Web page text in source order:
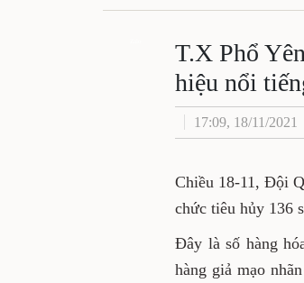
QUÊ HƯƠNG - ĐẤT NƯỚC
VĂN BẢN, CHÍNH SÁCH
T.X Phổ
hiệu nổi
17:09, 18/11/2021
Chiều 18-11, Đội
chức tiêu hủy 136
Đây là số hàng
hàng giả mạo